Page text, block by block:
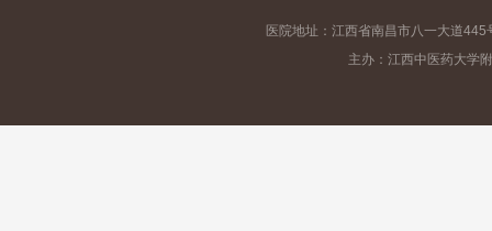
医院地址：江西省南昌市八一大道445
主办：江西中医药大学